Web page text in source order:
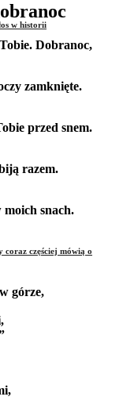
w historii
coraz częściej mówią o
Dobranoc,
zamknięte.
przed snem.
razem.
moich snach.
górze,